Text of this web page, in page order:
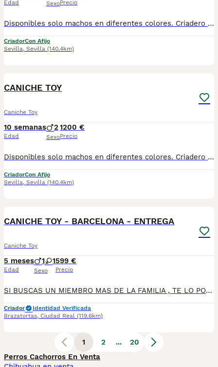
Edad SexoPrecio
Disponibles solo machos en diferentes colores. Criadero particular especializado en la raza. Más información 673 011 600 Posibilidad de envio a la peninsula Pvp desde 1.200€ Excelente calidad, pelaje, tamaño toy.
CriadorCon Afijo
Sevilla, Sevilla (140.4km)
CANICHE TOY
Caniche Toy
10 semanas
Edad
2
Sexo
1200 €
Precio
Disponibles solo machos en diferentes colores. Criadero particular especializado en la raza. Más información 673 011 600 Posibilidad de envio a la peninsula Pvp desde 1.200€ Excelente calidad, pelaje, tamaño toy.
CriadorCon Afijo
Sevilla, Sevilla (140.4km)
CANICHE TOY - BARCELONA - ENTREGA
Caniche Toy
5 meses
Edad
1 1
Sexo
599 €
Precio
SI BUSCAS UN MIEMBRO MAS DE LA FAMILIA , TE LO PONEMOS FACIL , HACEMOS ENTREGAS TOTALMENTE A CONTRA REMBOLSO A TODA ESPAÑA , CALIDAD SUPREMA , ESCRIBEME Y TE DETALLO610864702
Criador
Identidad Verificada
Brazatortas, Ciudad Real (119.6km)
1 2 ...
20
Perros Cachorros En Venta